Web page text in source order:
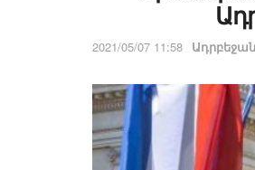
2021/05/07 11:58 Ադրբեջան